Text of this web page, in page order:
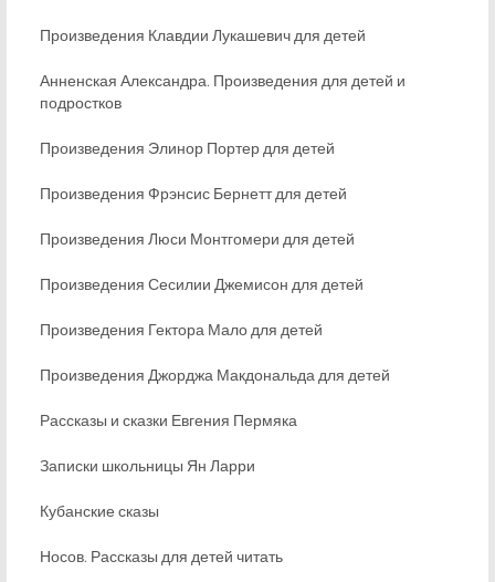
Произведения Клавдии Лукашевич для детей
Анненская Александра. Произведения для детей и
подростков
Произведения Элинор Портер для детей
Произведения Фрэнсис Бернетт для детей
Произведения Люси Монтгомери для детей
Произведения Сесилии Джемисон для детей
Произведения Гектора Мало для детей
Произведения Джорджа Макдональда для детей
Рассказы и сказки Евгения Пермяка
Записки школьницы Ян Ларри
Кубанские сказы
Носов. Рассказы для детей читать